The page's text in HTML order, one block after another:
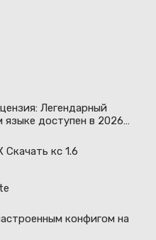
Легендарный
языке доступен в 2026
Скачать кс 1.6
конфигом на